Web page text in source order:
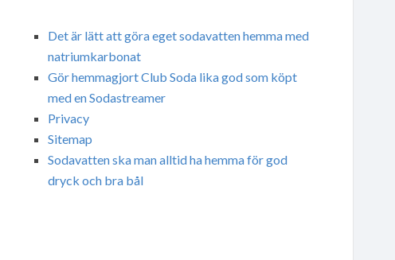
Det är lätt att göra eget sodavatten hemma med
natriumkarbonat
Gör hemmagjort Club Soda lika god som köpt
med en Sodastreamer
Privacy
Sitemap
Sodavatten ska man alltid ha hemma för god
dryck och bra bål